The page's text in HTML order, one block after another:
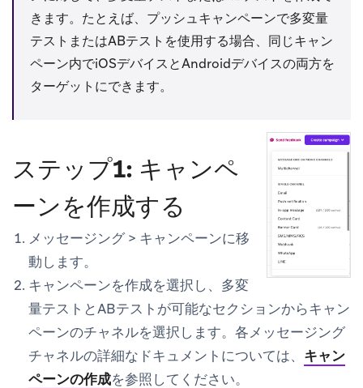
きます。たとえば、プッシュキャンペーンで多変量
テストまたはABテストを使用する場合、同じキャン
ペーン内でiOSデバイスとAndroidデバイスの両方を
ターゲットにできます。
ステップ1: キャンペ
ーンを作成する
メッセージング > キャンペーンに移
動します。
キャンペーンを作成を選択し、多変
量テストとABテストが可能なセクションからキャン
ペーンのチャネルを選択します。各メッセージング
チャネルの詳細なドキュメントについては、 キャン
ペーンの作成を参照してください。